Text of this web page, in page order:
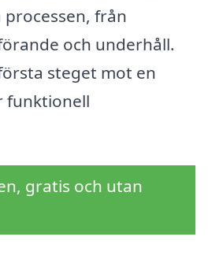
från
och underhåll.
steget mot en
funktionell
gratis och utan